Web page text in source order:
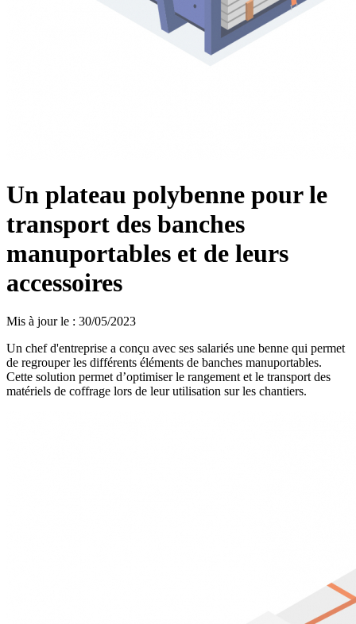
Un plateau polybenne pour le
transport des banches
manuportables et de leurs
accessoires
Mis à jour le : 30/05/2023
Un chef d'entreprise a conçu avec ses salariés une benne qui permet
de regrouper les différents éléments de banches manuportables.
Cette solution permet d’optimiser le rangement et le transport des
matériels de coffrage lors de leur utilisation sur les chantiers.